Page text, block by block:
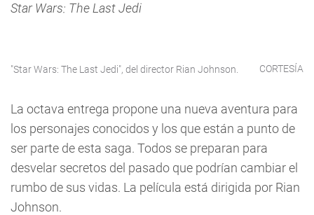
Star Wars: The Last Jedi
"Star Wars: The Last Jedi", del director Rian Johnson. CORTESÍA
La octava entrega propone una nueva aventura para
los personajes conocidos y los que están a punto de
ser parte de esta saga. Todos se preparan para
desvelar secretos del pasado que podrían cambiar el
rumbo de sus vidas. La película está dirigida por Rian
Johnson.